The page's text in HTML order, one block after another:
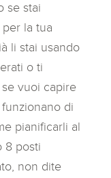
se stai
la tua
li stai usando
o ti
vuoi capire
di
pianificarli al
8 posti
non dite